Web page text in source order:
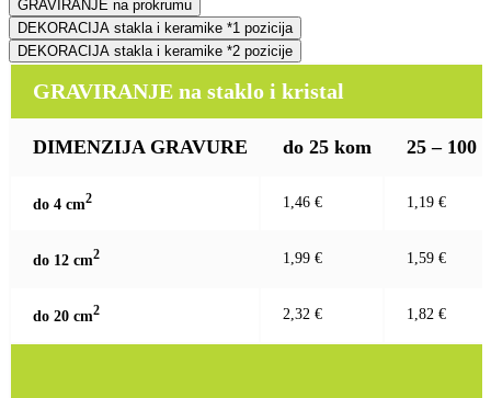
GRAVIRANJE na prokrumu
DEKORACIJA stakla i keramike *1 pozicija
DEKORACIJA stakla i keramike *2 pozicije
GRAVIRANJE na staklo i kristal
DIMENZIJA GRAVURE do 25 kom 25 – 100
do 4 cm2 1,46 € 1,19 €
do 12 cm2 1,99 € 1,59 €
do 20 cm2 2,32 € 1,82 €